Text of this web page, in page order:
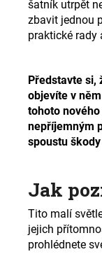
šatník utrpět
zbavit jednou
praktické rady
Představte si,
objevíte v
tohoto
nepříjemným
spoustu
Jak
Tito malí
jejich
prohlédnete